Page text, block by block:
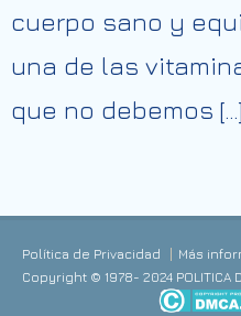
cuerpo sano y
una de las
que no debemos […]
Política de Privacidad
Más
Copyright © 1978- 2024 POLITICA